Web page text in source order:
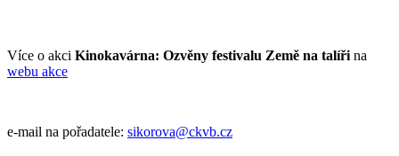
Více o akci Kinokavárna: Ozvěny festivalu Země na talíři na
webu akce
e-mail na pořadatele: sikorova@ckvb.cz